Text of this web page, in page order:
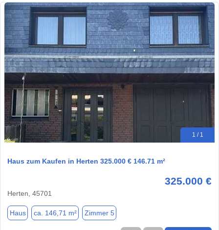
1 / 1
Haus zum Kaufen in Herten 325.000 € 146.71 m²
325.000 €
Herten, 45701
Haus ca. 146,71 m² Zimmer 5